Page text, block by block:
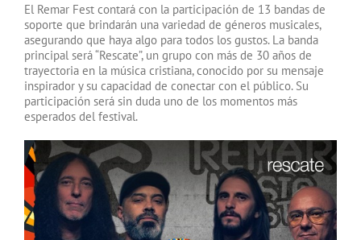
El Remar Fest contará con la participación de 13 bandas de
soporte que brindarán una variedad de géneros musicales,
asegurando que haya algo para todos los gustos. La banda
principal será “Rescate”, un grupo con más de 30 años de
trayectoria en la música cristiana, conocido por su mensaje
inspirador y su capacidad de conectar con el público. Su
participación será sin duda uno de los momentos más
esperados del festival.